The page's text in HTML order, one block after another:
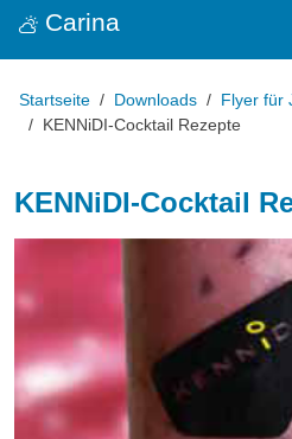
Carina
Startseite Downloads
Flyer für
KENNiDI-Cocktail Rezepte
KENNiDI-Cocktail